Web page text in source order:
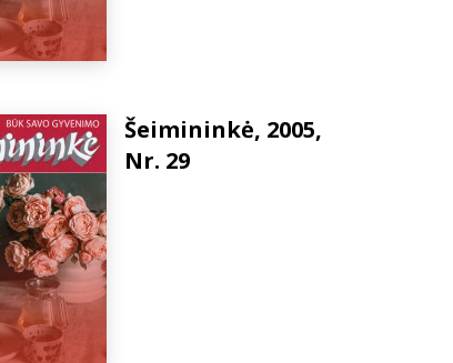
Šeimininkė, 2005,
Nr. 29